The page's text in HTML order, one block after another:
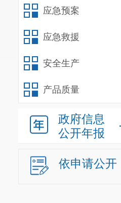
应急预案
应急救援
安全生产
产品质量
政府信息
公开年报
依申请公开